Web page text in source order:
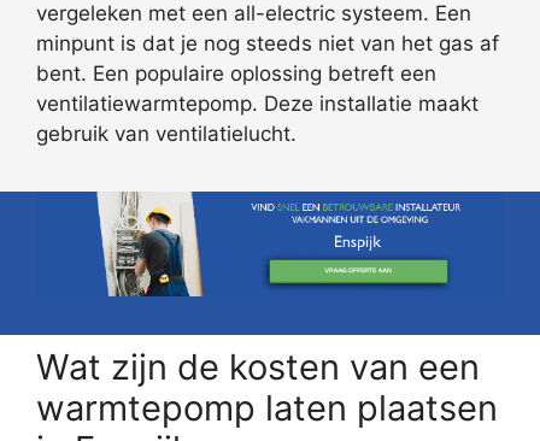
vergeleken met een all-electric systeem. Een
minpunt is dat je nog steeds niet van het gas af
bent. Een populaire oplossing betreft een
ventilatiewarmtepomp. Deze installatie maakt
gebruik van ventilatielucht.
Wat zijn de kosten van een
warmtepomp laten plaatsen